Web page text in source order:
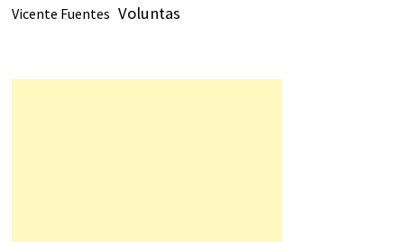
Vicente Fuentes Voluntas